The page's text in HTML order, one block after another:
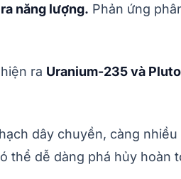
năng lượng. Phản ứng
ra Uranium-235 và
dây chuyền, càng
thể dễ dàng phá hủy hoàn